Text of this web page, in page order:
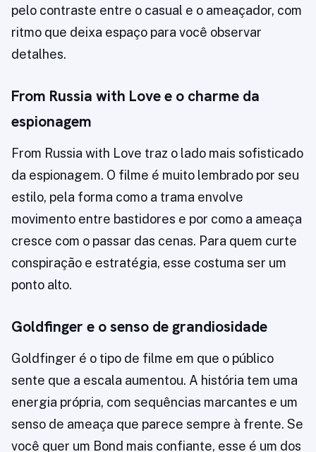
pelo contraste entre o casual e o ameaçador, com
ritmo que deixa espaço para você observar
detalhes.
From Russia with Love e o charme da
espionagem
From Russia with Love traz o lado mais sofisticado
da espionagem. O filme é muito lembrado por seu
estilo, pela forma como a trama envolve
movimento entre bastidores e por como a ameaça
cresce com o passar das cenas. Para quem curte
conspiração e estratégia, esse costuma ser um
ponto alto.
Goldfinger e o senso de grandiosidade
Goldfinger é o tipo de filme em que o público
sente que a escala aumentou. A história tem uma
energia própria, com sequências marcantes e um
senso de ameaça que parece sempre à frente. Se
você quer um Bond mais confiante, esse é um dos